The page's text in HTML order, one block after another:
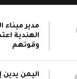
أبطال الجيش
بالصواريخ
سيكون رادعاً
مدير
الهندية
وقوتهم
اليمن